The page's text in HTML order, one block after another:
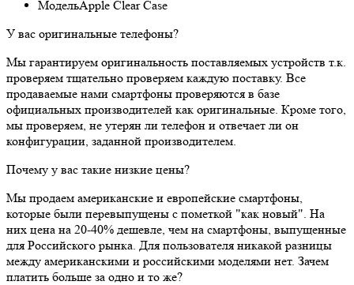
МодельApple Clear Case
У вас оригинальные телефоны?
Мы гарантируем оригинальность поставляемых устройств т.к.
проверяем тщательно проверяем каждую поставку. Все
продаваемые нами смартфоны проверяются в базе
официальных производителей как оригинальные. Кроме того,
мы проверяем, не утерян ли телефон и отвечает ли он
конфигурации, заданной производителем.
Почему у вас такие низкие цены?
Мы продаем американские и европейские смартфоны,
которые были перевыпущены с пометкой "как новый". На
них цена на 20-40% дешевле, чем на смартфоны, выпущенные
для Российского рынка. Для пользователя никакой разницы
между американскими и российскими моделями нет. Зачем
платить больше за одно и то же?